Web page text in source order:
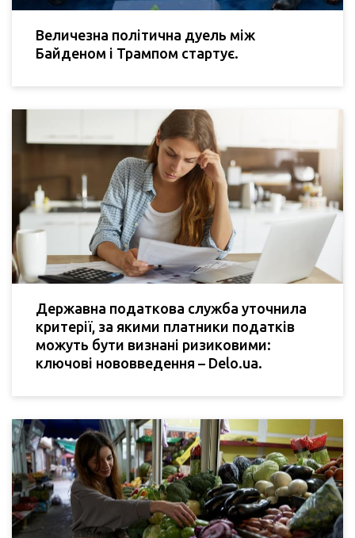
Величезна політична дуель між
Байденом і Трампом стартує.
Державна податкова служба уточнила
критерії, за якими платники податків
можуть бути визнані ризиковими:
ключові нововведення – Delo.ua.